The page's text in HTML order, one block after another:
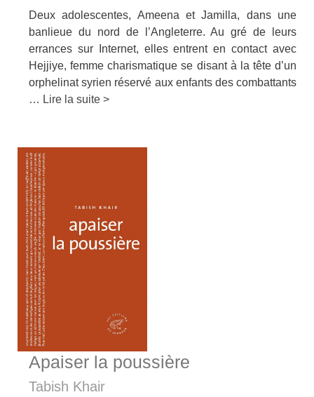
Deux adolescentes, Ameena et Jamilla, dans une
banlieue du nord de l’Angleterre. Au gré de leurs
errances sur Internet, elles entrent en contact avec
Hejjiye, femme charismatique se disant à la tête d’un
orphelinat syrien réservé aux enfants des combattants
… Lire la suite >
Apaiser la poussière
Tabish Khair